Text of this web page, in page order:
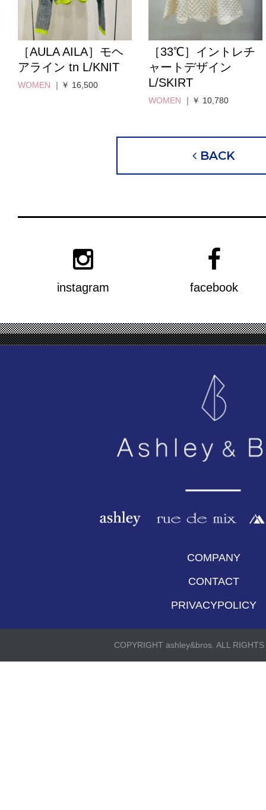
［AULA AILA］モヘ
アライン tn L/KNIT
WOMEN ｜￥ 16,500
［33℃］イントレチ
ャートデザイン
L/SKIRT
WOMEN ｜￥ 10,780
BACK
instagram facebook
COMPANY
CONTACT
PRIVACYPOLICY
COPYRIGHT ashley&bros. ALL